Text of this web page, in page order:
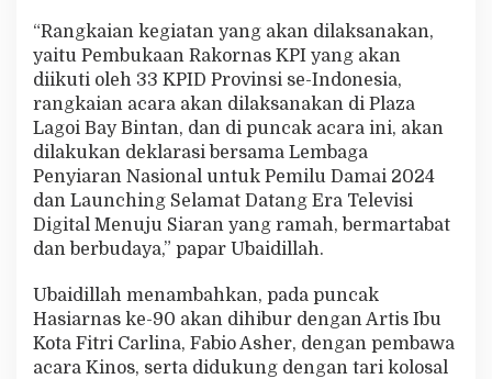
“Rangkaian kegiatan yang akan dilaksanakan,
yaitu Pembukaan Rakornas KPI yang akan
diikuti oleh 33 KPID Provinsi se-Indonesia,
rangkaian acara akan dilaksanakan di Plaza
Lagoi Bay Bintan, dan di puncak acara ini, akan
dilakukan deklarasi bersama Lembaga
Penyiaran Nasional untuk Pemilu Damai 2024
dan Launching Selamat Datang Era Televisi
Digital Menuju Siaran yang ramah, bermartabat
dan berbudaya,” papar Ubaidillah.
Ubaidillah menambahkan, pada puncak
Hasiarnas ke-90 akan dihibur dengan Artis Ibu
Kota Fitri Carlina, Fabio Asher, dengan pembawa
acara Kinos, serta didukung dengan tari kolosal